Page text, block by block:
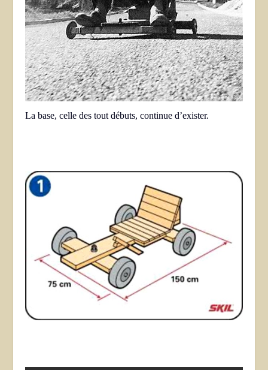
La base, celle des tout débuts, continue d’exister.